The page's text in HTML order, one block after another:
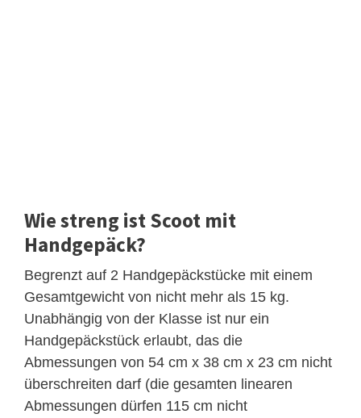
Wie streng ist Scoot mit
Handgepäck?
Begrenzt auf 2 Handgepäckstücke mit einem
Gesamtgewicht von nicht mehr als 15 kg.
Unabhängig von der Klasse ist nur ein
Handgepäckstück erlaubt, das die
Abmessungen von 54 cm x 38 cm x 23 cm nicht
überschreiten darf (die gesamten linearen
Abmessungen dürfen 115 cm nicht